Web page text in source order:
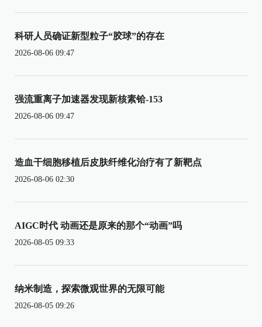
科研人员确证新型粒子“胶球”的存在
2026-08-06 09:47
强流重离子加速器发现新核素铪-153
2026-08-06 09:47
造血干细胞移植后皮肤纤维化治疗有了新靶点
2026-08-06 02:30
AIGC时代 动画还是原来的那个“动画”吗
2026-08-05 09:33
纳米制造，探索微观世界的无限可能
2026-08-05 09:26